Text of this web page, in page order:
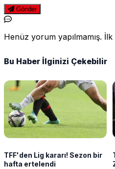
Gönder
Henüz yorum yapılmamış.
Bu Haber İlginizi Çekebilir
TFF'den Lig kararı! Sezon bir
hafta ertelendi